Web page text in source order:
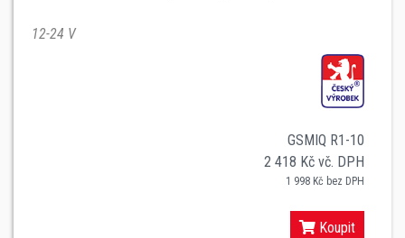
12-24 V
GSMIQ R1-10
2 418 Kč vč. DPH
1 998 Kč bez DPH
Koupit